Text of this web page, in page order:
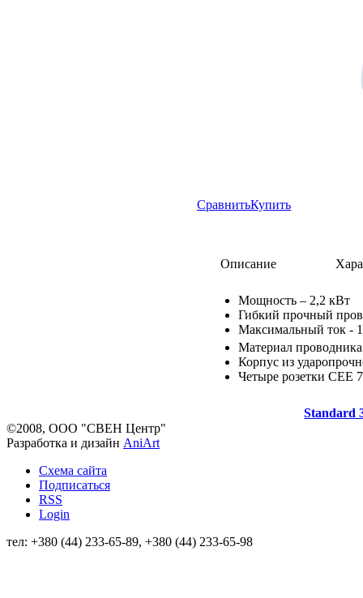
СравнитьКупить
Описание
Мощность – 2,2 кВт
Гибкий прочный
Максимальный ток -
Материал
Корпус из
Четыре розетки CEE
Standard
©2008, ООО "СВЕН Центр"
Разработка и дизайн AniArt
Схема сайта
Подписаться
RSS
Login
тел: +380 (44) 233-65-89, +380 (44) 233-65-98